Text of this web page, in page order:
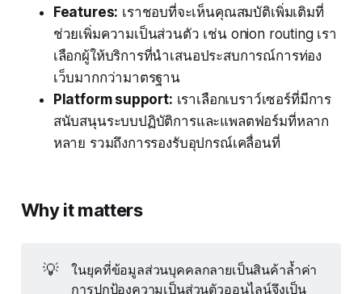
Features: เราชอบที่จะเห็นคุณสมบัติเพิ่มเติมที่
ช่วยเพิ่มความเป็นส่วนตัว เช่น onion routing เรา
เลือกผู้ให้บริการที่นำเสนอประสบการณ์การท่อง
เว็บมากกว่ามาตรฐาน
Platform support: เราเลือกเบราว์เซอร์ที่มีการ
สนับสนุนระบบปฏิบัติการและแพลตฟอร์มที่หลาก
หลาย รวมถึงการรองรับอุปกรณ์เคลื่อนที่
Why it matters
💡
ในยุคที่ข้อมูลส่วนบุคคลกลายเป็นสินค้าล้ำค่า
การปกป้องความเป็นส่วนตัวออนไลน์จึงเป็น